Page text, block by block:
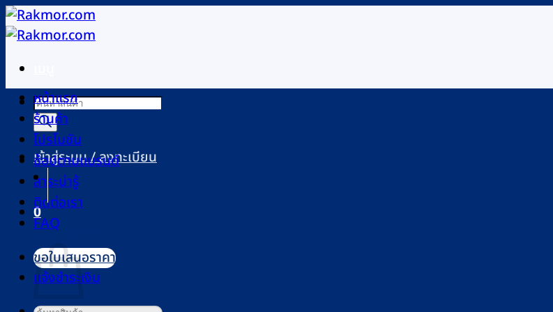
ข้าม
ไป
เนื้อหา
Products
search
เข้าสู่ระบบ / ลงทะเบียน
0
ตะกร้าสินค้า
หน้าแรก
ร้านค้า
โปรโมชัน
ช้อปตามแบรนด์
สาระน่ารู้
ติดต่อเรา
FAQ
ขอใบเสนอราคา
แจ้งชำระเงิน